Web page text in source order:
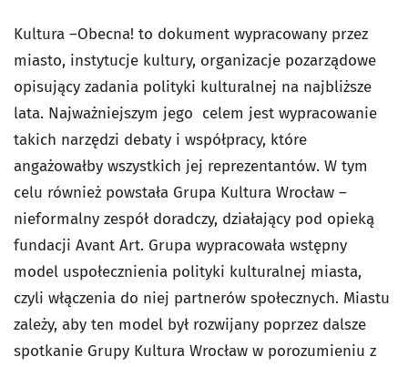
Kultura –Obecna! to dokument wypracowany przez
miasto, instytucje kultury, organizacje pozarządowe
opisujący zadania polityki kulturalnej na najbliższe
lata. Najważniejszym jego celem jest wypracowanie
takich narzędzi debaty i współpracy, które
angażowałby wszystkich jej reprezentantów. W tym
celu również powstała Grupa Kultura Wrocław –
nieformalny zespół doradczy, działający pod opieką
fundacji Avant Art. Grupa wypracowała wstępny
model uspołecznienia polityki kulturalnej miasta,
czyli włączenia do niej partnerów społecznych. Miastu
zależy, aby ten model był rozwijany poprzez dalsze
spotkanie Grupy Kultura Wrocław w porozumieniu z